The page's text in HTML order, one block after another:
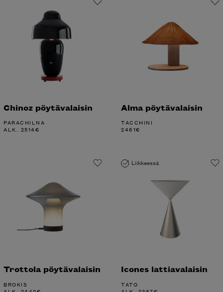
Chinoz pöytävalaisin
PARACHILNA
ALK. 2514€
Alma pöytävalaisin
TACCHINI
2461€
Trottola pöytävalaisin
BROKIS
Liikkeessä
Icones lattiavalaisin
TATO